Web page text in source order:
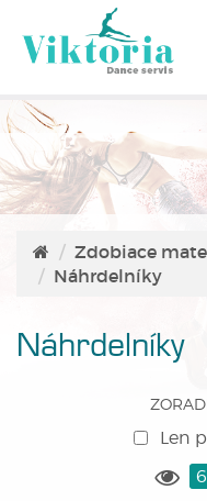
Zdobiace
Náhrdelníky
Náhrdelníky
Len
6